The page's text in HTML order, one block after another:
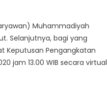
Muhammadiyah
Selanjutnya, bagi yang
Keputusan Pengangkatan
jam 13.00 WIB secara virtual